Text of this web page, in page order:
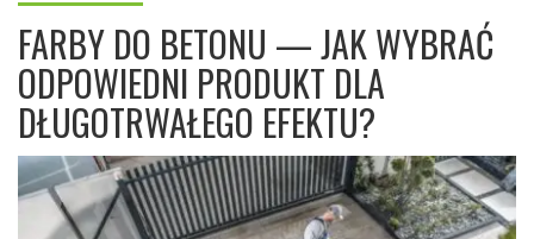
FARBY DO BETONU — JAK WYBRAĆ
ODPOWIEDNI PRODUKT DLA
DŁUGOTRWAŁEGO EFEKTU?